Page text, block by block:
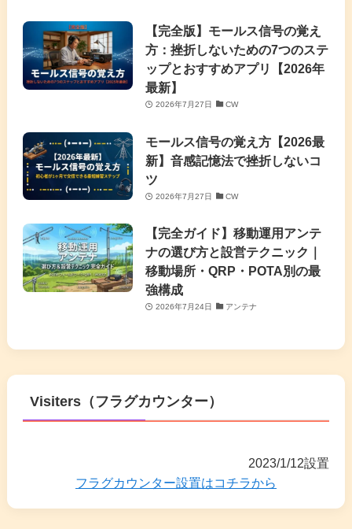
【完全版】モールス信号の覚え
方：挫折しないための7つのステ
ップとおすすめアプリ【2026年
最新】
2026年7月27日 CW
モールス信号の覚え方【2026最
新】音感記憶法で挫折しないコ
ツ
2026年7月27日 CW
【完全ガイド】移動運用アンテ
ナの選び方と設営テクニック｜
移動場所・QRP・POTA別の最
強構成
2026年7月24日 アンテナ
Visiters（フラグカウンター）
2023/1/12設置
フラグカウンター設置はコチラから